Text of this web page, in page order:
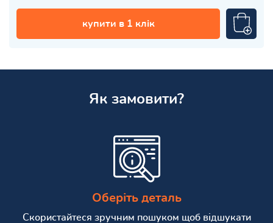
купити в 1 клік
Як замовити?
Оберіть деталь
Скористайтеся зручним пошуком щоб відшукати